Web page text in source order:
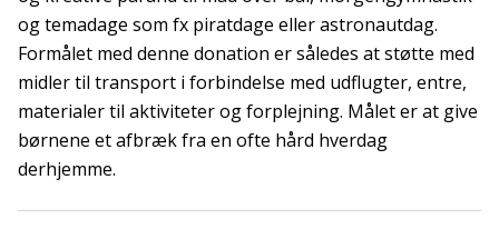
og temadage som fx piratdage eller astronautdag.
Formålet med denne donation er således at støtte med
midler til transport i forbindelse med udflugter, entre,
materialer til aktiviteter og forplejning. Målet er at give
børnene et afbræk fra en ofte hård hverdag
derhjemme.
aktiviteter direkte i din indbakke.
Tilmeld
Kontakt
TrygFonden
Hummeltoftevej 49